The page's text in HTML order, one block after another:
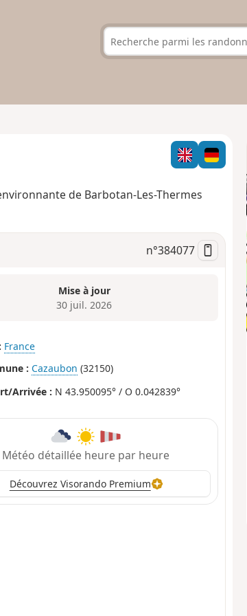
de Barbotan-Les-Thermes
n°384077
Mise à jour
30 juil. 2026
France
: Cazaubon (32150)
Arrivée : N 43.950095° / O 0.042839°
Météo détaillée heure par heure
Découvrez Visorando Premium